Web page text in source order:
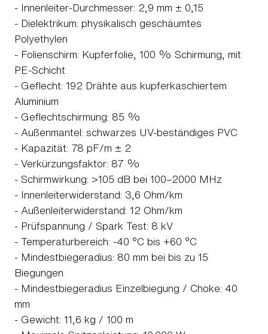
- Innenleiter-Durchmesser: 2,9 mm ± 0,15
- Dielektrikum: physikalisch geschäumtes
Polyethylen
- Folienschirm: Kupferfolie, 100 % Schirmung, mit
PE-Schicht
- Geflecht: 192 Drähte aus kupferkaschiertem
Aluminium
- Geflechtschirmung: 85 %
- Außenmantel: schwarzes UV-beständiges PVC
- Kapazität: 78 pF/m ± 2
- Verkürzungsfaktor: 87 %
- Schirmwirkung: >105 dB bei 100–2000 MHz
- Innenleiterwiderstand: 3,6 Ohm/km
- Außenleiterwiderstand: 12 Ohm/km
- Prüfspannung / Spark Test: 8 kV
- Temperaturbereich: -40 °C bis +60 °C
- Mindestbiegeradius: 80 mm bei bis zu 15
Biegungen
- Mindestbiegeradius Einzelbiegung / Choke: 40
mm
- Gewicht: 11,6 kg / 100 m